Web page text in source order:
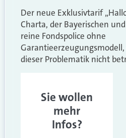
Der neue Exklusivtarif
Charta, der Bayerischen
reine Fondspolice ohne
dieser Problematik nicht
Sie wollen
mehr
Infos?